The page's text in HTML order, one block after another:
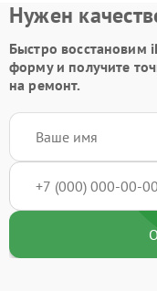
Нужен
Быстро восстановим
формуи получите
на ремонт.